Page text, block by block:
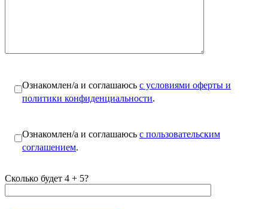
Ознакомлен/а и соглашаюсь с условиями оферты и
политики конфиденциальности.
Ознакомлен/а и соглашаюсь с пользовательским
соглашением.
Сколько будет 4 + 5?